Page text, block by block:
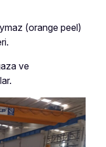
(orange peel)
ve